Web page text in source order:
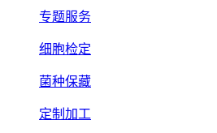
专题服务
细胞检定
菌种保藏
定制加工